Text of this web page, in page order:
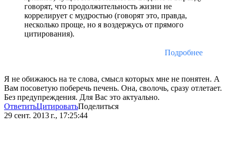
говорят, что продолжительность жизни не
коррелирует с мудростью (говорят это, правда,
несколько проще, но я воздержусь от прямого
цитирования).
Подробнее
Я не обижаюсь на те слова, смысл которых мне не понятен. А
Вам посоветую поберечь печень. Она, сволочь, сразу отлетает.
Без предупреждения. Для Вас это актуально.
ОтветитьЦитироватьПоделиться
29 сент. 2013 г., 17:25:44